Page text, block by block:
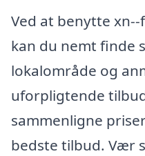
Ved at benytte
kan du nemt finde
lokalområde og
uforpligtende
sammenligne
bedste tilbud. Vær